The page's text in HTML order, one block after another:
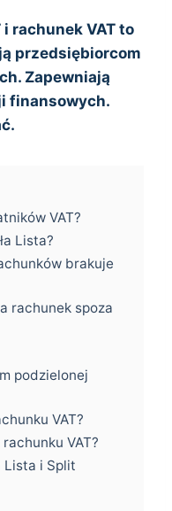
i rachunek VAT to
przedsiębiorcom
Zapewniają
finansowych.
VAT?
Lista?
brakuje
rachunek spoza
podzielonej
VAT?
VAT?
Lista i Split